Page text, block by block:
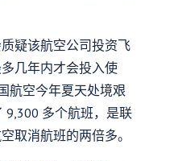
疑该航空公司投资飞
几年内才会投入使
航空今年夏天处境艰
9,300 多个航班，是联
取消航班的两倍多。